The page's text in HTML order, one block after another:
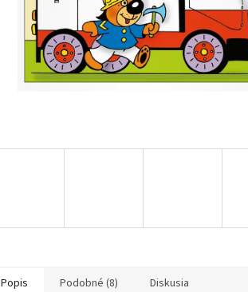
Popis Podobné (8) Diskusia